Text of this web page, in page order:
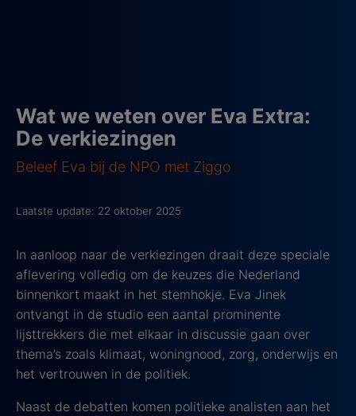
Wat we weten over Eva Extra:
De verkiezingen
Beleef Eva bij de NPO met Ziggo
Laatste update: 22 oktober 2025
In aanloop naar de verkiezingen draait deze speciale
aflevering volledig om de keuzes die Nederland
binnenkort maakt in het stemhokje. Eva Jinek
ontvangt in de studio een aantal prominente
lijsttrekkers die met elkaar in discussie gaan over
thema’s zoals klimaat, woningnood, zorg, onderwijs en
het vertrouwen in de politiek.
Naast de debatten komen politieke analisten aan het